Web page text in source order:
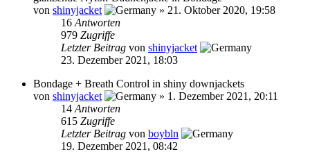
von shinyjacket » 21. Oktober 2020, 19:58
16 Antworten
979 Zugriffe
Letzter Beitrag von shinyjacket
23. Dezember 2021, 18:03
Bondage + Breath Control in shiny downjackets
von shinyjacket » 1. Dezember 2021, 20:11
14 Antworten
615 Zugriffe
Letzter Beitrag von boybln
19. Dezember 2021, 08:42